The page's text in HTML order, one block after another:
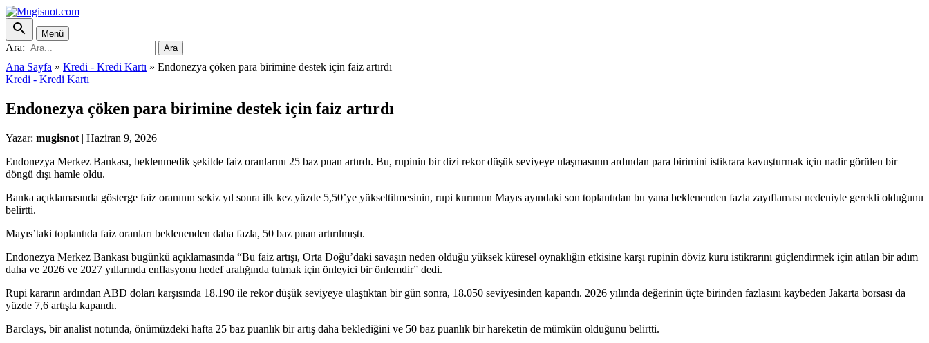
Menü
Ara: Ara
Ana Sayfa » Kredi - Kredi Kartı » Endonezya çöken para birimine destek için faiz artırdı
Kredi - Kredi Kartı
Endonezya çöken para birimine destek için faiz artırdı
Yazar: mugisnot | Haziran 9, 2026
Endonezya Merkez Bankası, beklenmedik şekilde faiz oranlarını 25 baz puan artırdı. Bu, rupinin bir dizi rekor düşük seviyeye ulaşmasının ardından para birimini istikrara kavuşturmak için nadir görülen bir
döngü dışı hamle oldu.
Banka açıklamasında gösterge faiz oranının sekiz yıl sonra ilk kez yüzde 5,50’ye yükseltilmesinin, rupi kurunun Mayıs ayındaki son toplantıdan bu yana beklenenden fazla zayıflaması nedeniyle gerekli olduğunu
belirtti.
Mayıs’taki toplantıda faiz oranları beklenenden daha fazla, 50 baz puan artırılmıştı.
Endonezya Merkez Bankası bugünkü açıklamasında “Bu faiz artışı, Orta Doğu’daki savaşın neden olduğu yüksek küresel oynaklığın etkisine karşı rupinin döviz kuru istikrarını güçlendirmek için atılan bir adım
daha ve 2026 ve 2027 yıllarında enflasyonu hedef aralığında tutmak için önleyici bir önlemdir” dedi.
Rupi kararın ardından ABD doları karşısında 18.190 ile rekor düşük seviyeye ulaştıktan bir gün sonra, 18.050 seviyesinden kapandı. 2026 yılında değerinin üçte birinden fazlasını kaybeden Jakarta borsası da
yüzde 7,6 artışla kapandı.
Barclays, bir analist notunda, önümüzdeki hafta 25 baz puanlık bir artış daha beklediğini ve 50 baz puanlık bir hareketin de mümkün olduğunu belirtti.